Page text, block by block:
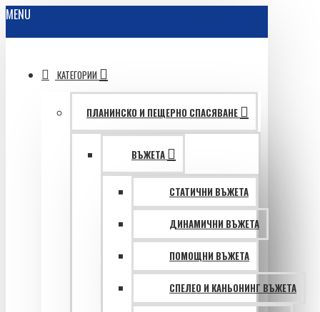
MENU
КАТЕГОРИИ
ПЛАНИНСКО И ПЕЩЕРНО СПАСЯВАНЕ
ВЪЖЕТА
СТАТИЧНИ ВЪЖЕТА
ДИНАМИЧНИ ВЪЖЕТА
ПОМОЩНИ ВЪЖЕТА
СПЕЛЕО И КАНЬОНИНГ ВЪЖЕТА